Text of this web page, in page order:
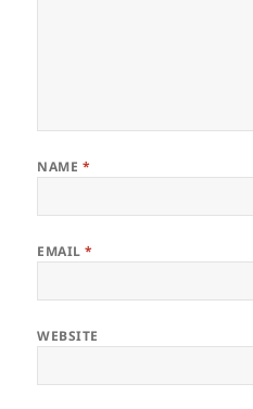
NAME *
EMAIL*
WEBSITE